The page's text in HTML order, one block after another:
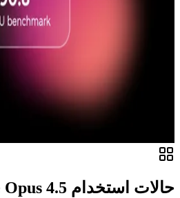
حالات استخدام Claude Opus 4.5